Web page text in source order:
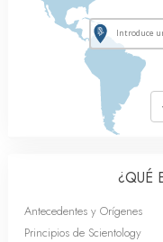
¿QUÉ
Antecedentes y Orígenes
Principios de Scientology